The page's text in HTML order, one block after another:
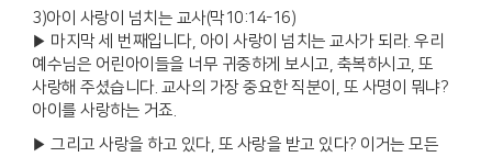
3)아이 사랑이 넘치는 교사(막10:14-16)
▶ 마지막 세 번째입니다, 아이 사랑이 넘치는 교사가 되라. 우리
예수님은 어린아이들을 너무 귀중하게 보시고, 축복하시고, 또
사랑해 주셨습니다. 교사의 가장 중요한 직분이, 또 사명이 뭐냐?
아이를 사랑하는 거죠.
▶ 그리고 사랑을 하고 있다, 또 사랑을 받고 있다? 이거는 모든